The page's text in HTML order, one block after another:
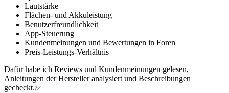
Lautstärke
Flächen- und Akkuleistung
Benutzerfreundlichkeit
App-Steuerung
Kundenmeinungen und Bewertungen in Foren
Preis-Leistungs-Verhältnis
Dafür habe ich Reviews und Kundenmeinungen gelesen,
Anleitungen der Hersteller analysiert und Beschreibungen
gecheckt.✅